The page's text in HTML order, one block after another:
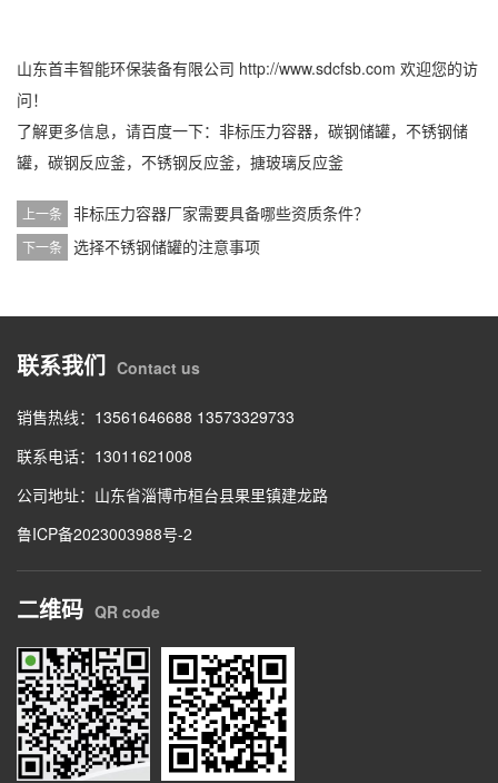
山东首丰智能环保装备有限公司 http://www.sdcfsb.com 欢迎您的访
问！
了解更多信息，请百度一下： 非标压力容器， 碳钢储罐， 不锈钢储
罐， 碳钢反应釜， 不锈钢反应釜， 搪玻璃反应釜
上一条 非标压力容器厂家需要具备哪些资质条件？
下一条 选择不锈钢储罐的注意事项
联系我们 Contact us
销售热线：13561646688 13573329733
联系电话：13011621008
公司地址：山东省淄博市桓台县果里镇建龙路
鲁ICP备2023003988号-2
二维码 QR code